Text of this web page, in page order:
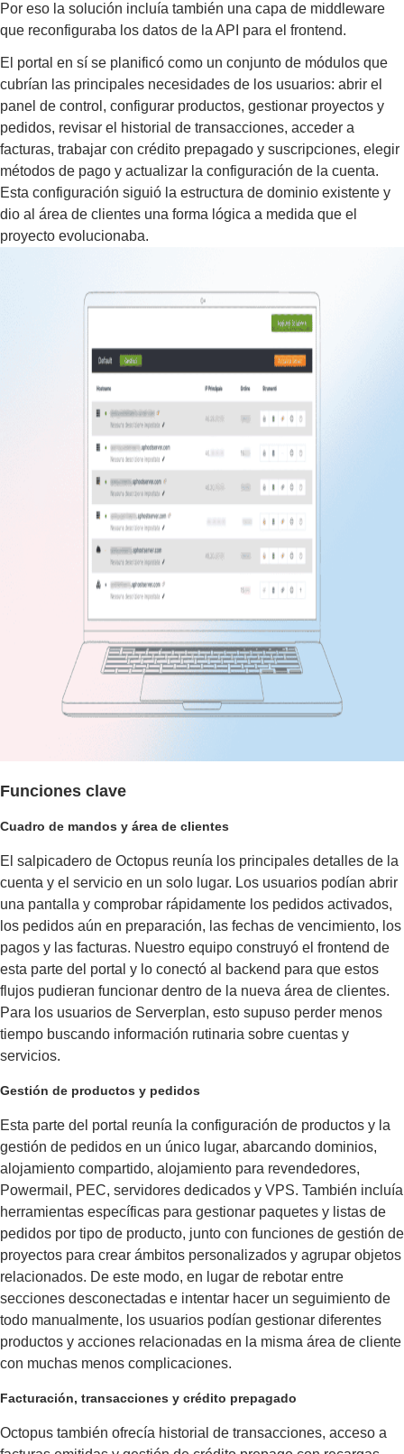
Por eso la solución incluía también una capa de middleware
que reconfiguraba los datos de la API para el frontend.
El portal en sí se planificó como un conjunto de módulos que
cubrían las principales necesidades de los usuarios: abrir el
panel de control, configurar productos, gestionar proyectos y
pedidos, revisar el historial de transacciones, acceder a
facturas, trabajar con crédito prepagado y suscripciones, elegir
métodos de pago y actualizar la configuración de la cuenta.
Esta configuración siguió la estructura de dominio existente y
dio al área de clientes una forma lógica a medida que el
proyecto evolucionaba.
Funciones clave
Cuadro de mandos y área de clientes
El salpicadero de Octopus reunía los principales detalles de la
cuenta y el servicio en un solo lugar. Los usuarios podían abrir
una pantalla y comprobar rápidamente los pedidos activados,
los pedidos aún en preparación, las fechas de vencimiento, los
pagos y las facturas. Nuestro equipo construyó el frontend de
esta parte del portal y lo conectó al backend para que estos
flujos pudieran funcionar dentro de la nueva área de clientes.
Para los usuarios de Serverplan, esto supuso perder menos
tiempo buscando información rutinaria sobre cuentas y
servicios.
Gestión de productos y pedidos
Esta parte del portal reunía la configuración de productos y la
gestión de pedidos en un único lugar, abarcando dominios,
alojamiento compartido, alojamiento para revendedores,
Powermail, PEC, servidores dedicados y VPS. También incluía
herramientas específicas para gestionar paquetes y listas de
pedidos por tipo de producto, junto con funciones de gestión de
proyectos para crear ámbitos personalizados y agrupar objetos
relacionados. De este modo, en lugar de rebotar entre
secciones desconectadas e intentar hacer un seguimiento de
todo manualmente, los usuarios podían gestionar diferentes
productos y acciones relacionadas en la misma área de cliente
con muchas menos complicaciones.
Facturación, transacciones y crédito prepagado
Octopus también ofrecía historial de transacciones, acceso a